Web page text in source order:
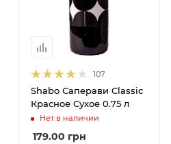
107
Shabo Саперави Classic
Красное Сухое 0.75 л
Нет в наличии
179.00 грн